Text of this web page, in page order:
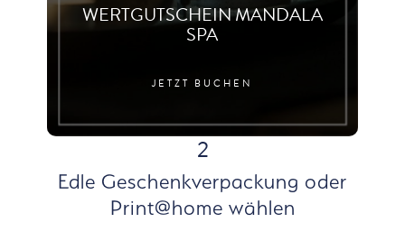
WERTGUTSCHEIN MANDALA
SPA
JETZT BUCHEN
2
Edle Geschenkverpackung oder
Print@home wählen